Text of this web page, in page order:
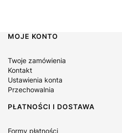
Linki w stopce
MOJE KONTO
Twoje zamówienia
Kontakt
Ustawienia konta
Przechowalnia
PŁATNOŚCI I DOSTAWA
Formy płatności